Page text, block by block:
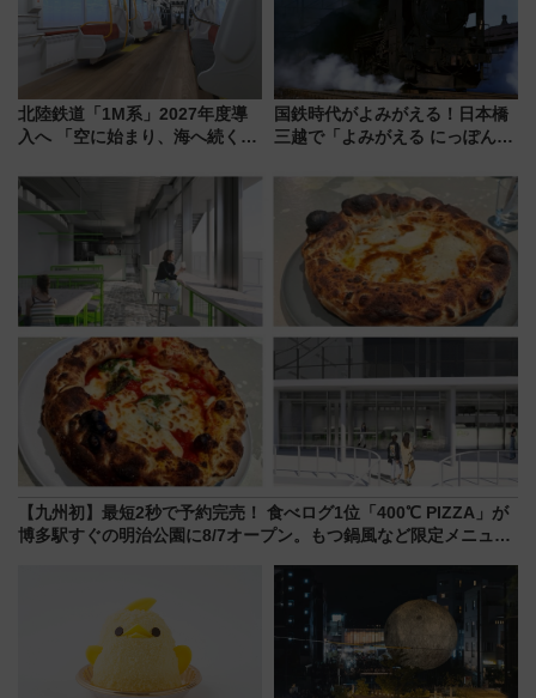
北陸鉄道「1M系」2027年度導
入へ 「空に始まり、海へ続く」
神秘的なデザイン
国鉄時代がよみがえる！日本橋
三越で「よみがえる にっぽんの
敬の名作写真も、駅弁フェスも
同時開催！
【九州初】最短2秒で予約完売！ 食べログ1位「400℃ PIZZA」が
博多駅すぐの明治公園に8/7オープン。もつ鍋風など限定メニュー